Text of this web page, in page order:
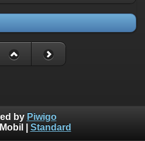
by Piwigo
Mobil Standard